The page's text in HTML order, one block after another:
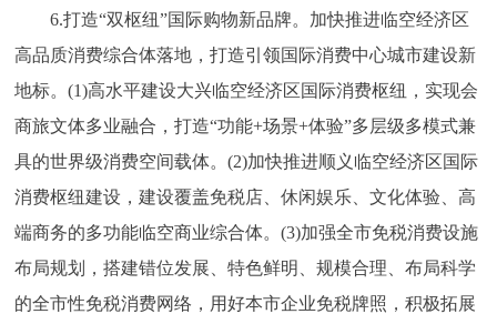
6.打造“双枢纽”国际购物新品牌。加快推进临空经济区
高品质消费综合体落地，打造引领国际消费中心城市建设新
地标。(1)高水平建设大兴临空经济区国际消费枢纽，实现会
商旅文体多业融合，打造“功能+场景+体验”多层级多模式兼
具的世界级消费空间载体。(2)加快推进顺义临空经济区国际
消费枢纽建设，建设覆盖免税店、休闲娱乐、文化体验、高
端商务的多功能临空商业综合体。(3)加强全市免税消费设施
布局规划，搭建错位发展、特色鲜明、规模合理、布局科学
的全市性免税消费网络，用好本市企业免税牌照，积极拓展